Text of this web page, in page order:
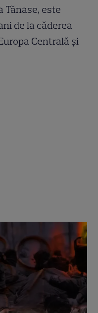
Tănase, este
de la căderea
Centrală şi